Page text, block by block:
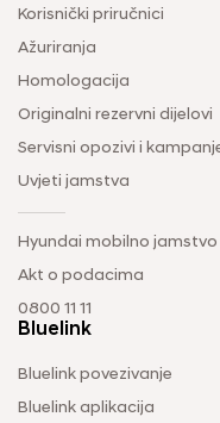
Korisnički priručnici
Ažuriranja
Homologacija
Originalni rezervni dijelovi
Servisni opozivi i
Uvjeti jamstva
Hyundai mobilno jamstvo
Akt o podacima
0800 11 11
Bluelink
Bluelink povezivanje
Bluelink aplikacija